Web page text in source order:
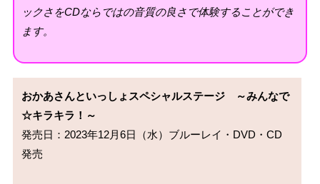
ックさをCDならではの音質の良さで体験することができ
ます。
おかあさんといっしょスペシャルステージ　～みんなで
☆キラキラ！～
発売日：2023年12月6日（水）ブルーレイ・DVD・CD
発売